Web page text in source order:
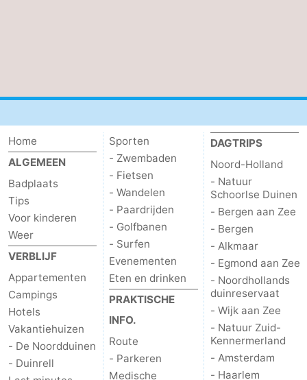
Kennermerland
Haarlem
-
Zandvoort
Zuid-
Holland
-
Leiden
Bollenstreek
Natuur
Hollands
Duin
-
Noordwijk
-
Scheveningen
-
Home
ALGEMEEN
Badplaats
Tips
Voor kinderen
Weer
VERBLIJF
Appartementen
Campings
Hotels
Vakantiehuizen
- De Noordduinen
- Duinrell
Sporten
- Zwembaden
- Fietsen
- Wandelen
- Paardrijden
- Golfbanen
- Surfen
Evenementen
Eten en drinken
PRAKTISCHE
INFO.
Route
- Parkeren
Medische
DAGTRIPS
Noord-Holland
- Natuur
Schoorlse Duinen
- Bergen aan Zee
- Bergen
- Alkmaar
- Egmond aan Zee
- Noordhollands
duinreservaat
- Wijk aan Zee
- Natuur Zuid-
Kennermerland
- Amsterdam
- Haarlem